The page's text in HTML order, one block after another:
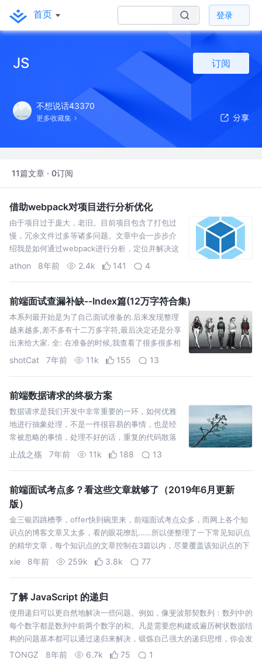
首页 登录
JS 订阅
不想说话43370
更多收藏集
11篇文章 · 0订阅
借助webpack对项目进行分析优化
由于项目过于庞大，老旧。目前项目包含了打包过
慢，冗余文件过多等诸多问题。文章中会一步步介
绍我是如何通过webpack进行分析，定位并解决这
几点问题的。告别刀耕火种，向坏代码说再见！
athon 8年前 2.4k 141 4
前端面试查漏补缺--Index篇(12万字符合集)
本系列最开始是为了自己面试准备的.后来发现整理
越来越多,差不多有十二万多字符,最后决定还是分享
出来给大家. 全: 在准备的时候,我查看了很多很多相
关资料,力求做到知识点的全面覆盖.往往你从其他面
shotCat 7年前 11k 155 13
前端数据请求的终极方案
数据请求是我们开发中非常重要的一环，如何优雅
地进行抽象处理，不是一件很容易的事情，也是经
常被忽略的事情，处理不好的话，重复的代码散落
在各处，维护成本极高。 所以我们需要好好梳理下
请…
止战之殇 7年前 11k 188 13
前端面试考点多？看这些文章就够了（2019年6月更新
版）
金三银四跳槽季，offer快到碗里来，前端面试考点众多，而网上各个知
识点的博客文章又太多，看的眼花缭乱……所以便整理了一下常见知识点
的精华文章，每个知识点的文章控制在3篇以内，尽量覆盖该知识点的下
容易被面试到的所有内容，文章都是之前自己读过的，确定是精华干货。
xie 8年前 259k 3.8k 77
了解 JavaScript 的递归
使用递归可以更自然地解决一些问题。例如，像斐波那契数列：数列中的
每个数字都是数列中前两个数字的和。凡是需要您构建或遍历树状数据结
构的问题基本都可以通过递归来解决，锻炼自己强大的递归思维，你会发
现解决这类问题十分容易。 在本文中，我将列举两个案例，让你们了解
TONGZ 8年前 6.7k 75 1